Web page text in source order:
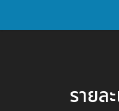
รายล